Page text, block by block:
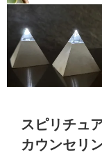
スピリチュ
カウンセリ